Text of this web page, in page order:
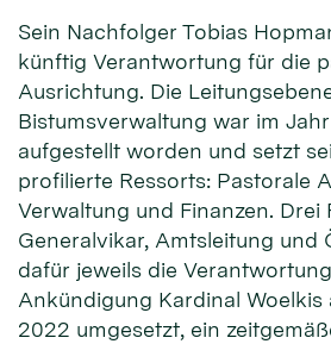
Sein Nachfolger Tobias
künftig Verantwortung für die
Ausrichtung. Die
Bistumsverwaltung war im
aufgestellt worden und setzt
profilierte Ressorts: Pastorale
Verwaltung und Finanzen. Drei
Generalvikar, Amtsleitung und
dafür jeweils die
Ankündigung Kardinal Woelkis
2022 umgesetzt, ein